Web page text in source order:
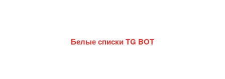
Белые списки TG BOT